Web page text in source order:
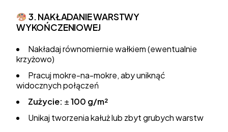
3. NAKŁADANIE WARSTWY
WYKOŃCZENIOWEJ
Nakładaj równomiernie wałkiem (ewentualnie
krzyżowo)
Pracuj mokre-na-mokre, aby uniknąć
widocznych połączeń
Zużycie: ±100 g/m²
Unikaj tworzenia kałuż lub zbyt grubych warstw